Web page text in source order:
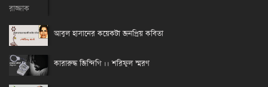
আবুল হাসানের কয়েকটা জনপ্রিয় কবিতা
কারারুদ্ধ জিন্দিগি ।। শরিফুল স্মরণ